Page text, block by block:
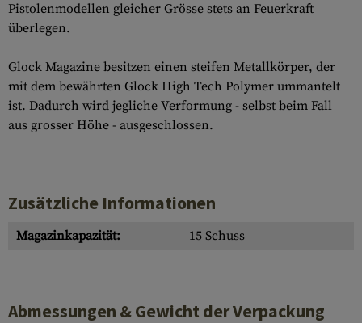
Pistolenmodellen gleicher Grösse stets an Feuerkraft
überlegen.
Glock Magazine besitzen einen steifen Metallkörper, der
mit dem bewährten Glock High Tech Polymer ummantelt
ist. Dadurch wird jegliche Verformung - selbst beim Fall
aus grosser Höhe - ausgeschlossen.
Zusätzliche Informationen
Magazinkapazität: 15 Schuss
Abmessungen & Gewicht der Verpackung